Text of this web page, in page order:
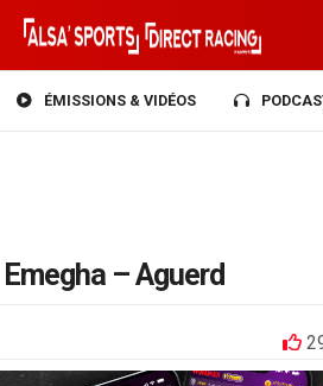
ÉMISSIONS & VIDÉOS
– Aguerd